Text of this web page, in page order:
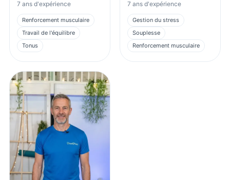
7 ans d'expérience
Renforcement musculaire
Travail de l'équilibre
Tonus
7 ans d'expérience
Gestion du stress
Souplesse
Renforcement musculaire